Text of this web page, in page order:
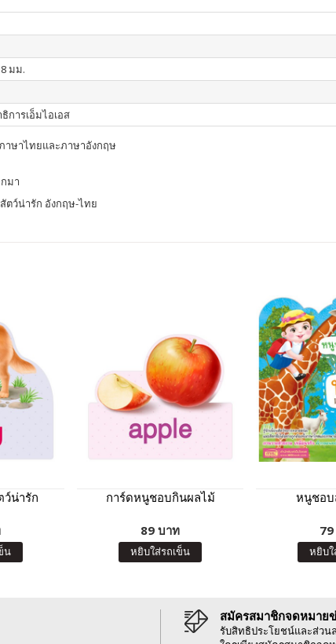
มม.
การเอ็มไอเอส
าษาไทยและภาษาอังกฤษ
มา
ตว์น่ารัก อังกฤษ-ไทย
น่ารัก
น
การ์ดหนูชอบกินผลไม้
89 บาท
หยิบใส่รถเข็น
หนูชอบ
หยิบใ
สมัครสมาชิกจดหมาย
รับสิทธิประโยชน์และส่วน